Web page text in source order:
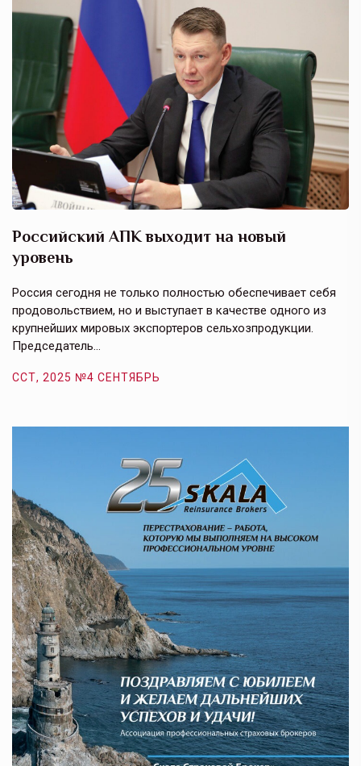
Российский АПК выходит на новый
уровень
Россия сегодня не только полностью обеспечивает себя
продовольствием, но и выступает в качестве одного из
крупнейших мировых экспортеров сельхозпродукции.
Председатель…
ССТ, 2025 №4 СЕНТЯБРЬ